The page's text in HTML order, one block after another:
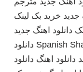
جدید خرید بک لینک
دانلود اهنگ جدید
Spanish دانلود
دانلود اهنگ دانلود